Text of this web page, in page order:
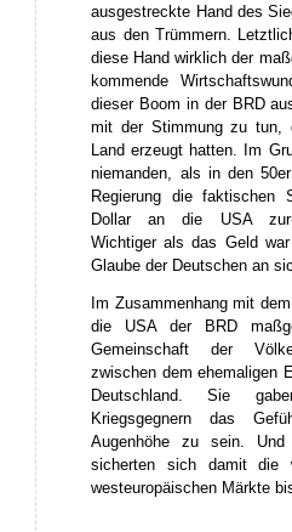
ausgestreckte Hand des
aus den Trümmern.
diese Hand wirklich der
kommende
dieser Boom in der BRD
mit der Stimmung zu tun,
Land erzeugt hatten. Im
niemanden, als in den
Regierung die faktischen
Dollar an die USA
Wichtiger als das Geld
Glaube der Deutschen an
Im Zusammenhang mit
die USA der BRD
Gemeinschaft der
zwischen dem ehemaligen
Deutschland. Sie
Kriegsgegnern das
Augenhöhe zu sein.
sicherten sich damit die
westeuropäischen Märkte